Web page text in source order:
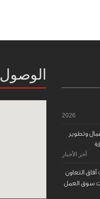
2026
وتطوير
آخر الأخبار
التعاون
سوق العمل
الوصول